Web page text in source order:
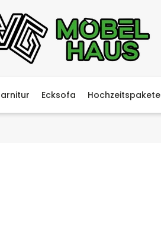
Ecksofa Hochzeitspakete